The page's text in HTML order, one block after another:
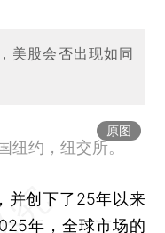
美股会否出现如同
原图
纽约，纽交所。
创下了25年以来
年，全球市场的